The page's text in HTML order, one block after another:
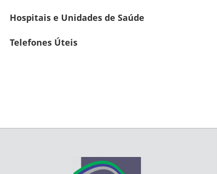
Hospitais e Unidades de Saúde
Telefones Úteis